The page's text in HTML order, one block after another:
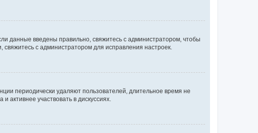
данные введены правильно, свяжитесь с администратором, чтобы
с администратором для исправления настроек.
периодически удаляют пользователей, длительное время не
участвовать в дискуссиях.